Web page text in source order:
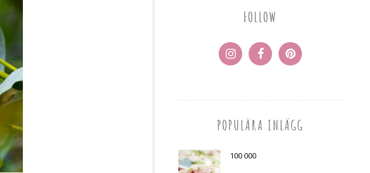
FOLLOW
POPULÄRA INLÄGG
100 000